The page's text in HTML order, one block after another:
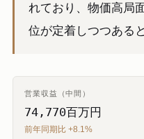
れており、物価高局
位が定着しつつある
営業収益（中間）
74,770百万円
前年同期比 +8.1%